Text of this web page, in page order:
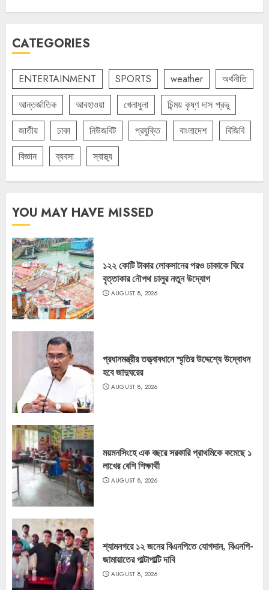
CATEGORIES
ENTERTAINMENT SPORTS weather
অর্থনীতি
আন্তর্জাতিক
আবহাওয়া খেলাধুলা
চিন্ময় কৃষ্ণ দাস প্রভু
জাতীয়
ঢাকা নিউজবিট প্রযুক্তি বাংলাদেশ
বিজিবি
বিজ্ঞান
ব্যবসা স্বাস্থ্য
YOU MAY HAVE MISSED
১২২ কোটি টাকার লোকসানের পরও ঢাকাকে ঘিরে
বৃত্তাকার নৌপথ চালুর নতুন উদ্যোগ
AUGUST 8, 2026
প্রধানমন্ত্রীর তত্ত্বাবধানে স্মৃতির উদ্দেশ্যে উদ্বোধন
হবে জাদুঘরের
AUGUST 8, 2026
ময়মনসিংহে এক বছরে সরকারি প্রাথমিকে কমেছে ১
লাখের বেশি শিক্ষার্থী
AUGUST 8, 2026
শ্যামনগরে ১২ জনের বিএনপিতে যোগদান, বিএনপি-
জামায়াতের পাল্টাপাল্টি দাবি
AUGUST 8, 2026